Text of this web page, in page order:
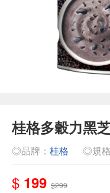
桂格多穀力黑
◎品牌： 桂格 ◎規
$ 199 $299